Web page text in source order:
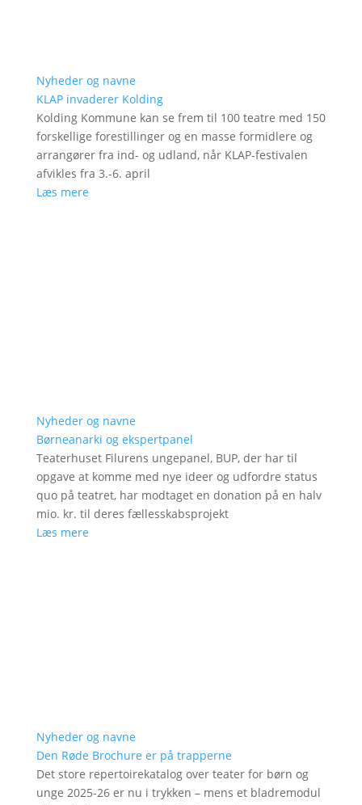
Nyheder og navne
KLAP invaderer Kolding
Kolding Kommune kan se frem til 100 teatre med 150
forskellige forestillinger og en masse formidlere og
arrangører fra ind- og udland, når KLAP-festivalen
afvikles fra 3.-6. april
Læs mere
Nyheder og navne
Børneanarki og ekspertpanel
Teaterhuset Filurens ungepanel, BUP, der har til
opgave at komme med nye ideer og udfordre status
quo på teatret, har modtaget en donation på en halv
mio. kr. til deres fællesskabsprojekt
Læs mere
Nyheder og navne
Den Røde Brochure er på trapperne
Det store repertoirekatalog over teater for børn og
unge 2025-26 er nu i trykken – mens et bladremodul